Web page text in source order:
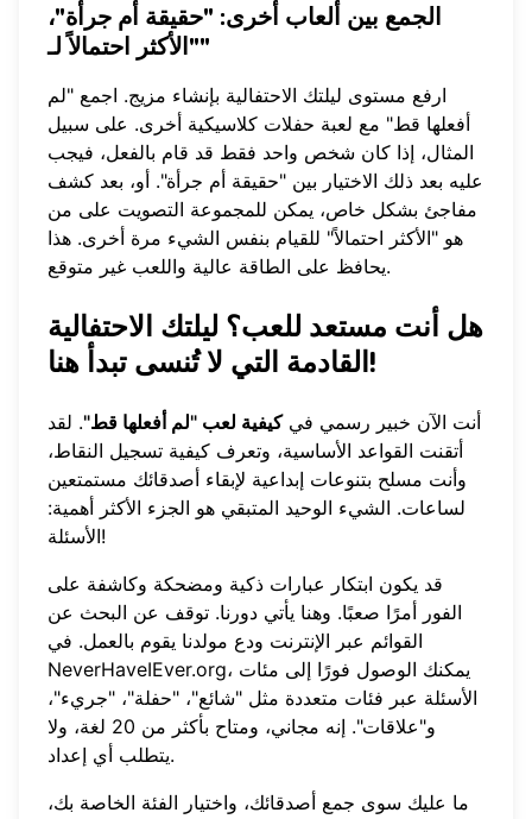
الجمع بين ألعاب أخرى: "حقيقة أم جرأة"،
"الأكثر احتمالاً لـ"
ارفع مستوى ليلتك الاحتفالية بإنشاء مزيج. اجمع "لم
أفعلها قط" مع لعبة حفلات كلاسيكية أخرى. على سبيل
المثال، إذا كان شخص واحد فقط قد قام بالفعل، فيجب
عليه بعد ذلك الاختيار بين "حقيقة أم جرأة". أو، بعد كشف
مفاجئ بشكل خاص، يمكن للمجموعة التصويت على من
هو "الأكثر احتمالاً" للقيام بنفس الشيء مرة أخرى. هذا
يحافظ على الطاقة عالية واللعب غير متوقع.
هل أنت مستعد للعب؟ ليلتك الاحتفالية
القادمة التي لا تُنسى تبدأ هنا!
أنت الآن خبير رسمي فيكيفية لعب "لم أفعلها قط". لقد
أتقنت القواعد الأساسية، وتعرف كيفية تسجيل النقاط،
وأنت مسلح بتنوعات إبداعية لإبقاء أصدقائك مستمتعين
لساعات. الشيء الوحيد المتبقي هو الجزء الأكثر أهمية:
الأسئلة!
قد يكون ابتكار عبارات ذكية ومضحكة وكاشفة على
الفور أمرًا صعبًا. وهنا يأتي دورنا. توقف عن البحث عن
القوائم عبر الإنترنت ودع مولدنا يقوم بالعمل. في
NeverHaveIEver.org، يمكنك الوصول فورًا إلى مئات
الأسئلة عبر فئات متعددة مثل "شائع"، "حفلة"، "جريء"،
و"علاقات". إنه مجاني، ومتاح بأكثر من 20 لغة، ولا
يتطلب أي إعداد.
ما عليك سوى جمع أصدقائك، واختيار الفئة الخاصة بك،